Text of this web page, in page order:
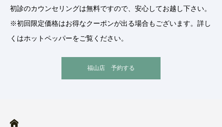
初診のカウンセリングは無料ですので、安心してお越し下さい。
※初回限定価格はお得なクーポンが出る場合もございます。詳し
くはホットペッパーをご覧ください。
福山店 予約する